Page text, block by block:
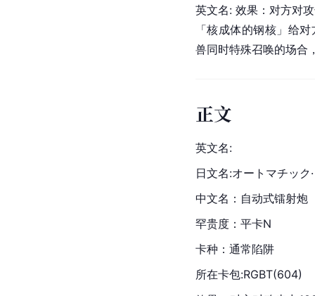
英文名: 效果：对方对
「核成体的钢核」给
兽同时特殊召唤的场合
正文
英文名:
日文名:オートマチック
中文名：自动式镭射炮
罕贵度：平卡N
卡种：通常陷阱
所在卡包:RGBT(604)